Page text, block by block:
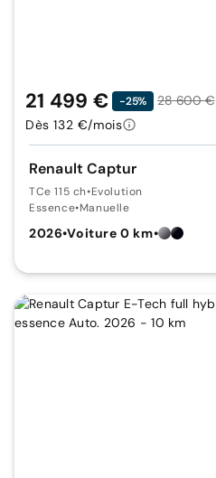
Renault Captur
TCe 115 ch•Evolution
Essence•Manuelle
2026•Voiture 0 km•
21 499 € -25%
28 600 €
Dès 132 €/mois